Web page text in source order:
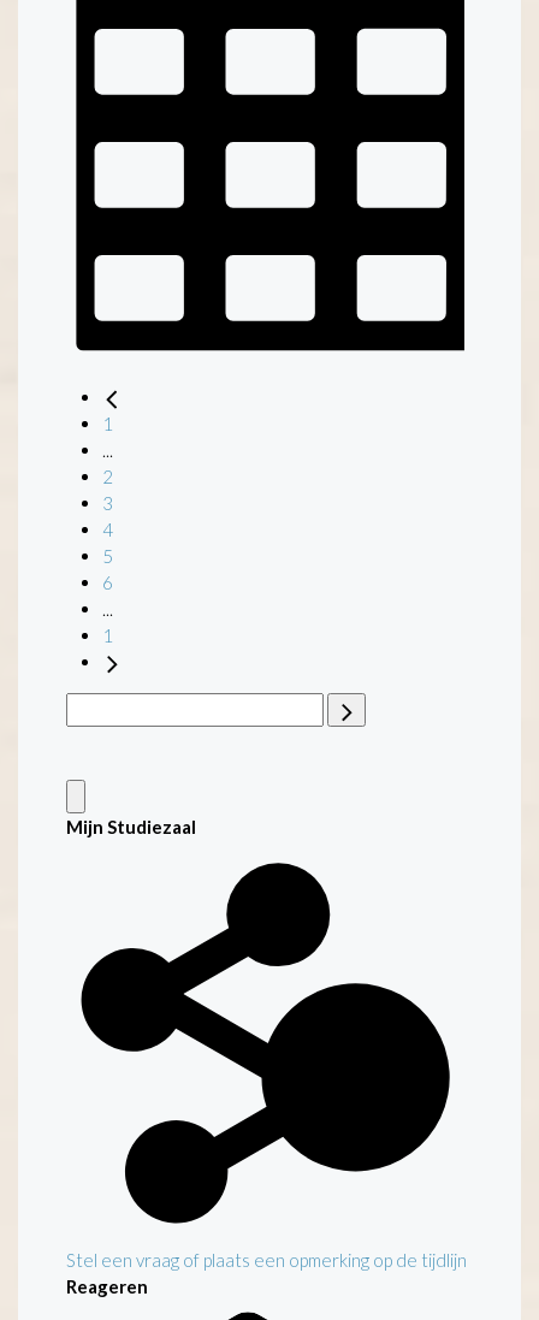
1
2
3
4
5
6
1
Mijn Studiezaal
Stel een vraag of plaats een opmerking op de tijdlijn
Reageren